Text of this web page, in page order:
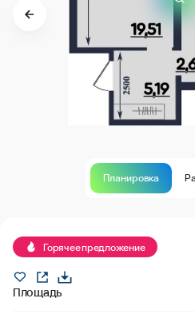
Планировка
Горячее предложение
Площадь